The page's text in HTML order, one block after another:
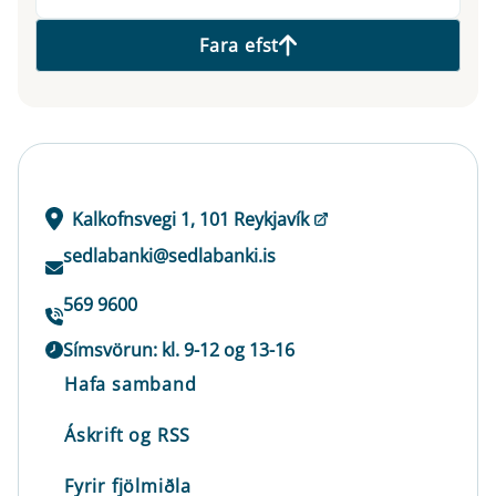
Fara efst
Kalkofnsvegi 1, 101 Reykjavík
sedlabanki@sedlabanki.is
569 9600
Símsvörun: kl. 9-12 og 13-16
Hafa samband
Áskrift og RSS
Fyrir fjölmiðla